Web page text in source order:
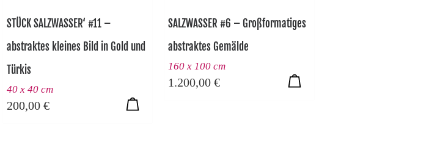
STÜCK SALZWASSER‘ #11 –
abstraktes kleines Bild in Gold und
Türkis
40 x 40 cm
200,00 €
SALZWASSER #6 – Großformatiges
abstraktes Gemälde
160 x 100 cm
1.200,00€